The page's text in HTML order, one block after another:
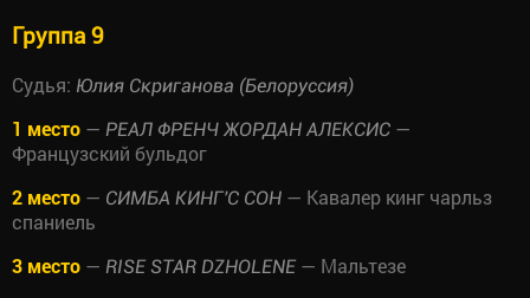
Группа 9
Судья: Юлия Скриганова (Белоруссия)
1 место — РЕАЛ ФРЕНЧ ЖОРДАН АЛЕКСИС —
Французский бульдог
2 место — СИМБА КИНГ'С СОН — Кавалер кинг чарльз
спаниель
3 место — RISE STAR DZHOLENE — Мальтезе